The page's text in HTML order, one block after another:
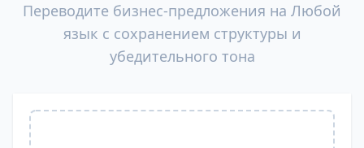
Переводите бизнес-предложения на Любой
язык с сохранением структуры и
убедительного тона